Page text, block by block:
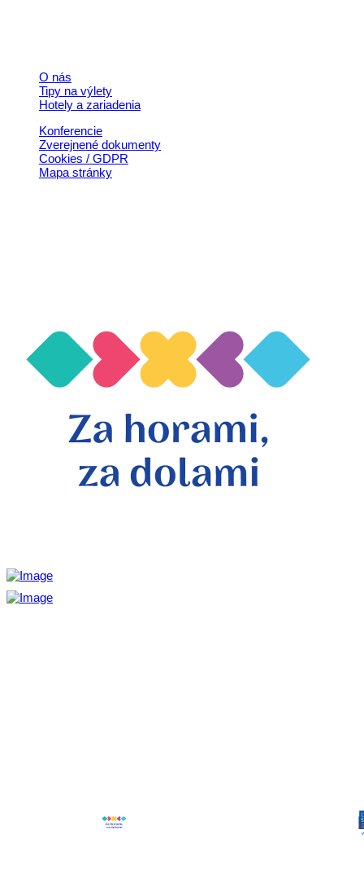
O nás
Tipy na výlety
Hotely a zariadenia
Konferencie
Zverejnené dokumenty
Cookies / GDPR
Mapa stránky